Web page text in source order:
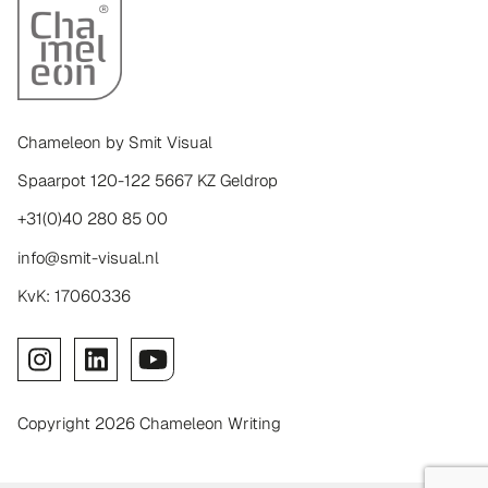
Chameleon by Smit Visual
Spaarpot 120-122 5667 KZ Geldrop
+31(0)40 280 85 00
info@smit-visual.nl
KvK: 17060336
Copyright 2026 Chameleon Writing